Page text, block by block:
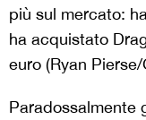
più sul mercato:
ha acquistato
euro (Ryan
Paradossalmente